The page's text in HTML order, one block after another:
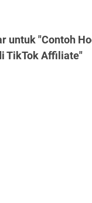
untuk "Contoh
TikTok Affiliate"